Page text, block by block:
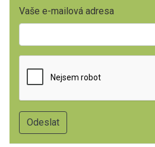
Vaše e-mailová adresa